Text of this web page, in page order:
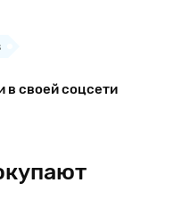
в своей соцсети